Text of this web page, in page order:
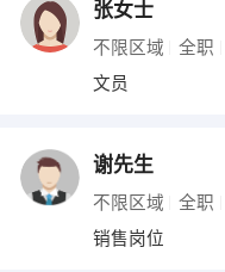
张女士
不限区域 全职
文员
谢先生
不限区域 全职
销售岗位